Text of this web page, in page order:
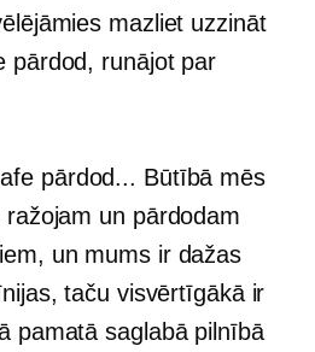
mazliet uzzināt
pārdod, runājot par
pārdod... Būtībā mēs
un pārdodam
un mums ir dažas
taču visvērtīgākā ir
pamatā saglabā pilnībā